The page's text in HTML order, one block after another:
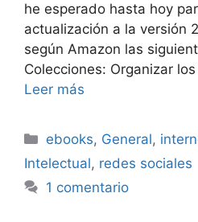
he esperado hasta hoy
actualización a la versión
según Amazon las
Colecciones: Organizar
Leer más
Categorías
ebooks, General,
Intelectual, redes sociales
1 comentario